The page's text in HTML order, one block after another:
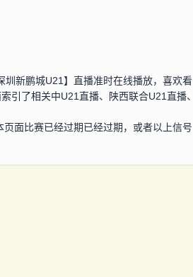
圳新鹏城U21】直播准时在线播放，喜欢看
引了相关中U21直播、陕西联合U21直播、
面比赛已经过期已经过期，或者以上信号